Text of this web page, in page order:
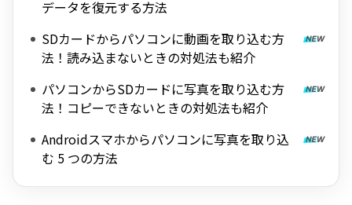
データを復元する方法
SDカードからパソコンに動画を取り込む方
法！読み込まないときの対処法も紹介
パソコンからSDカードに写真を取り込む方
法！コピーできないときの対処法も紹介
Androidスマホからパソコンに写真を取り込
む 5 つの方法